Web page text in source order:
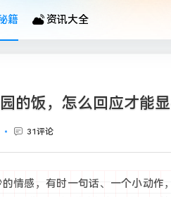
籍 资讯大全
的饭，怎么回应才能
31评论
情感，有时一句话、一个小动